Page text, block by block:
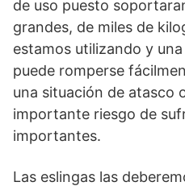
de uso puesto
grandes, de miles de
estamos utilizando y
puede romperse
una situación de atasco
importante riesgo de
importantes.
Las eslingas las